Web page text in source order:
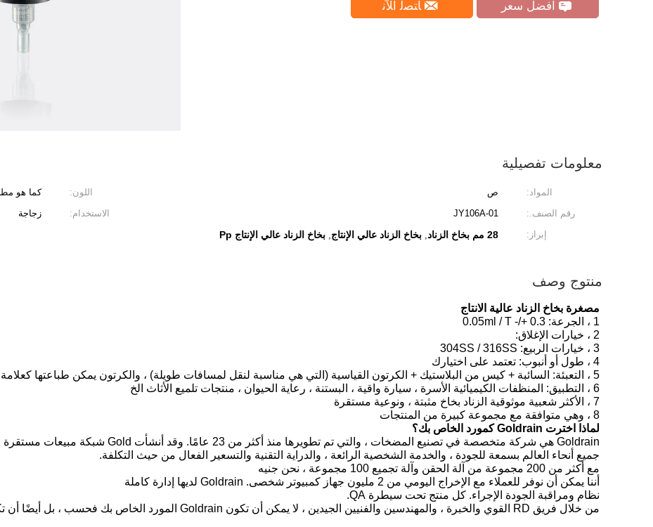
افضل سعر ﺎﺘﺼﻟ ﺍﻶﻧ
معلومات تفصيلية
المواد: ص اللون:
كما هو
رقم الصنف.:
JY106A-01 الاستخدام:
زجاجة
إبراز:
28 مم بخاخ الزناد , بخاخ الزناد عالي الإنتاج, بخاخ الزناد عالي الإنتاج Pp
منتوج وصف
مصغرة بخاخ الزناد عالية الانتاج
1 ، الجرعة: 0.3 +/- 0.05ml / T
2 ، خيارات الإغلاق:
3 ، خيارات الربيع: 304SS / 316SS
4 ، طول أو أنبوب: تعتمد على اختيارك
5 ، التعبئة: السائبة + كيس من البلاستيك + الكرتون القياسية (التي هي مناسبة لنقل لمسافات طويلة) ، والكرتون يمكن طباعتها كعلامة الشحن الخاص بك
6 ، التطبيق: المنظفات الكيميائية الأسرة ، سيارة واقية ، البستنة ، رعاية الحيوان ، منتجات تلميع الأثاث الخ
7 ، الأكثر شعبية موثوقية الزناد بخاخ مثبتة ، ونوعية مستقرة
8 ، وهي متوافقة مع مجموعة كبيرة من المنتجات
لماذا اخترت Goldrain كمورد الخاص بك؟
جميع أنحاء العالم بسمعة للجودة ، والخدمة الشخصية الرائعة ، والدراية التقنية والتسعير الفعال من حيث التكلفة.
مع أكثر من 200 مجموعة من آلة الحقن وآلة تجميع 100 مجموعة ، نحن جنيه
أننا يمكن أن نوفر للعملاء مع الإخراج اليومي من 2 مليون جهاز كمبيوتر شخصى. Goldrain لديها إدارة كاملة
نظام ومراقبة الجودة الإجراء. كل منتج تحت سيطرة QA.
من خلال فريق RD القوي والخبرة ، والمهندسين والفنيين الجيدين ، لا يمكن أن تكون Goldrain المورد الخاص بك فحسب ، بل أيضًا أن تكون مصمم الطرد الخاص بك.